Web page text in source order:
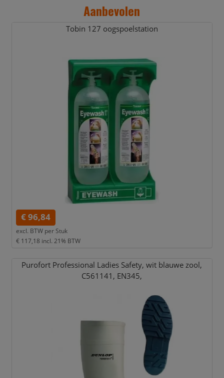
Aanbevolen
Tobin 127 oogspoelstation
€ 96,84
excl. BTW per Stuk
€ 117,18 incl. 21% BTW
Purofort Professional Ladies Safety, wit blauwe zool,
C561141, EN345,